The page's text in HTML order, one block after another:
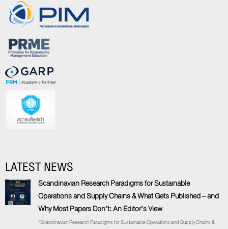
LATEST NEWS
Scandinavian Research Paradigms for Sustainable
Operations and Supply Chains & What Gets Published – and
Why Most Papers Don’t: An Editor’s View
“Scandinavian Research Paradigms for Sustainable Operations and Supply Chains &